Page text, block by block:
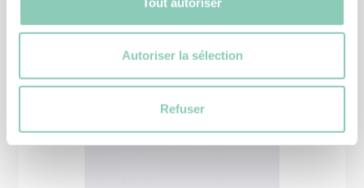
Autoriser la sélection
Refuser
Produits similaires